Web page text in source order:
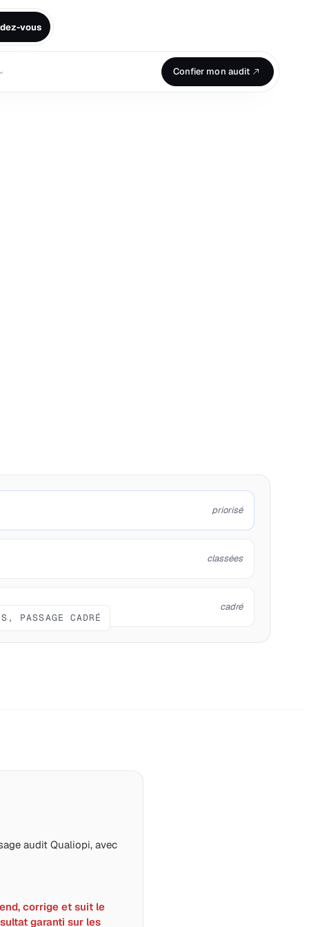
vous
⌄ Confier mon audit
priorisé
classées
cadré
PASSAGE CADRÉ
audit Qualiopi, avec
corrige et suit le
garanti sur les